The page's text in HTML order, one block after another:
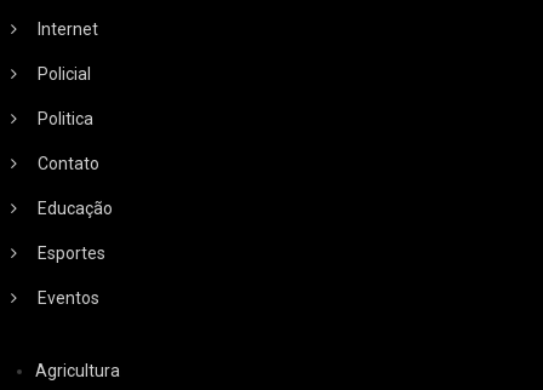
Internet
Policial
Politica
Contato
Educação
Esportes
Eventos
Agricultura